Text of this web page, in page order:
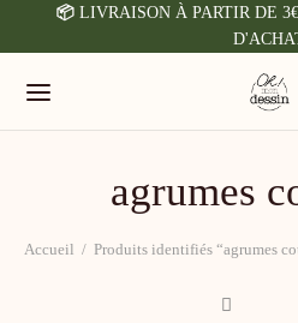
📦 LIVRAISON À PARTIR DE
agrumes
Accueil / Produits identifiés “agrumes